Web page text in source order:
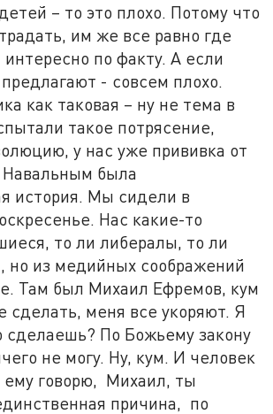
– то это плохо. Потому что
им же все равно где
по факту. А если
- совсем плохо.
как таковая – ну не тема в
такое потрясение,
у нас уже прививка от
была
история. Мы сидели в
Нас какие-то
то ли либералы, то ли
но из медийных соображений
Там был Михаил Ефремов, кум
сделать, меня все укоряют. Я
сделаешь? По Божьему закону
не могу. Ну, кум. И человек
ему говорю, Михаил, ты
причина, по